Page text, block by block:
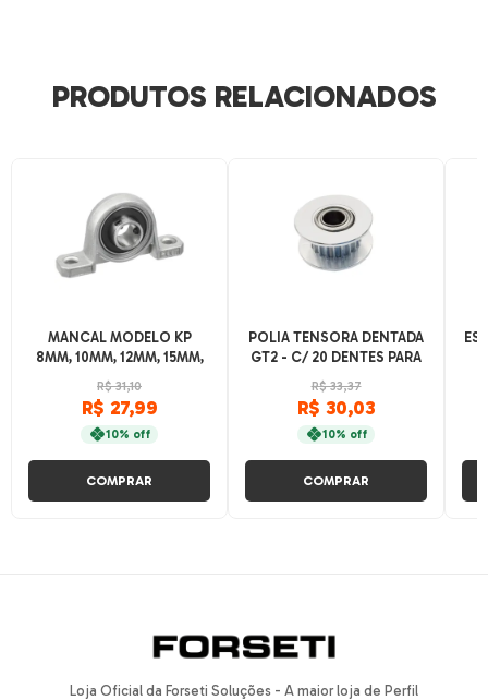
PRODUTOS RELACIONADOS
MANCAL MODELO KP
8MM, 10MM, 12MM, 15MM,
20MM, 25MM
R$ 31,10
R$ 27,99
10% off
COMPRAR
POLIA TENSORA DENTADA
GT2 - C/ 20 DENTES PARA
CORREIAS DE 5 E 6MM
COM ROLAMENTO
R$ 33,37
R$ 30,03
10% off
COMPRAR
Loja Oficial da Forseti Soluções - A maior loja de Perfil